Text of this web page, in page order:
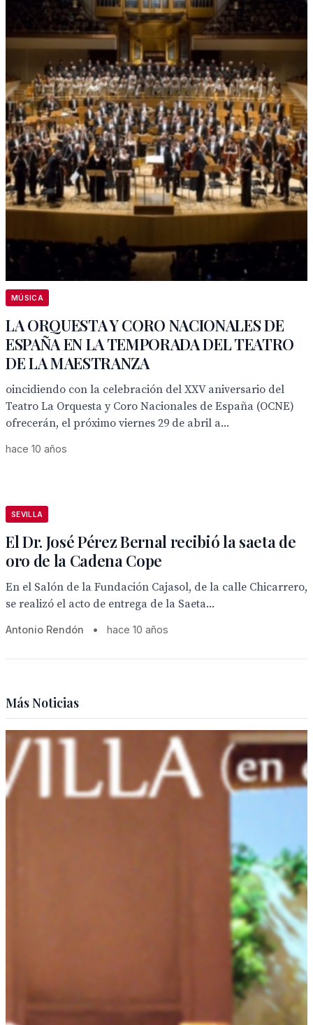
MÚSICA
LA ORQUESTA Y CORO NACIONALES DE
ESPAÑA EN LA TEMPORADA DEL TEATRO
DE LA MAESTRANZA
oincidiendo con la celebración del XXV aniversario del
Teatro La Orquesta y Coro Nacionales de España (OCNE)
ofrecerán, el próximo viernes 29 de abril a...
hace 10 años
SEVILLA
El Dr. José Pérez Bernal recibió la saeta de
oro de la Cadena Cope
En el Salón de la Fundación Cajasol, de la calle Chicarrero,
se realizó el acto de entrega de la Saeta...
Antonio Rendón • hace 10 años
Más Noticias